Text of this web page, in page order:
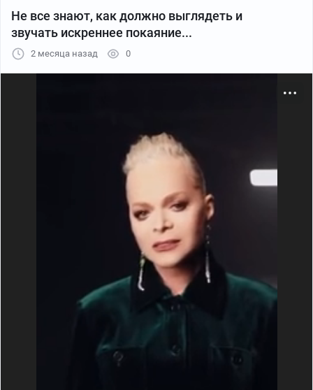
Не все знают, как должно выглядеть и
звучать искреннее покаяние...
2 месяца назад 0